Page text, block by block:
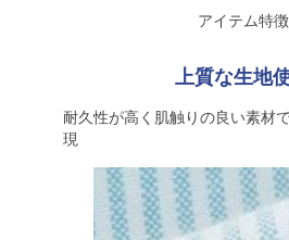
アイテム特徴
上質な生地
耐久性が高く肌触りの良い素材
現